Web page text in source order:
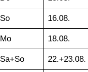
So 16.08.
Mo 18.08.
Sa+So 22.+23.08.